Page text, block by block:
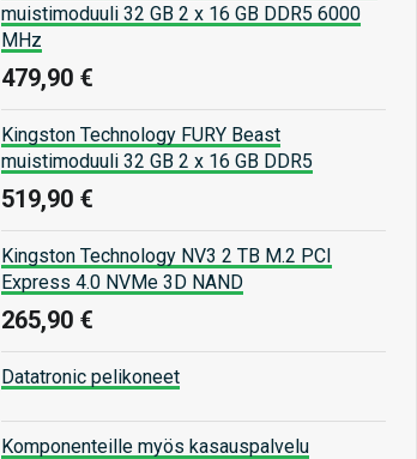
muistimoduuli 32 GB 2 x 16 GB DDR5 6000
MHz
479,90 €
Kingston Technology FURY Beast
muistimoduuli 32 GB 2 x 16 GB DDR5
519,90 €
Kingston Technology NV3 2 TB M.2 PCI
Express 4.0 NVMe 3D NAND
265,90 €
Datatronic pelikoneet
Komponenteille myös kasauspalvelu